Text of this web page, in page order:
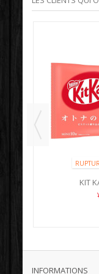
KIT
INFORMATIONS